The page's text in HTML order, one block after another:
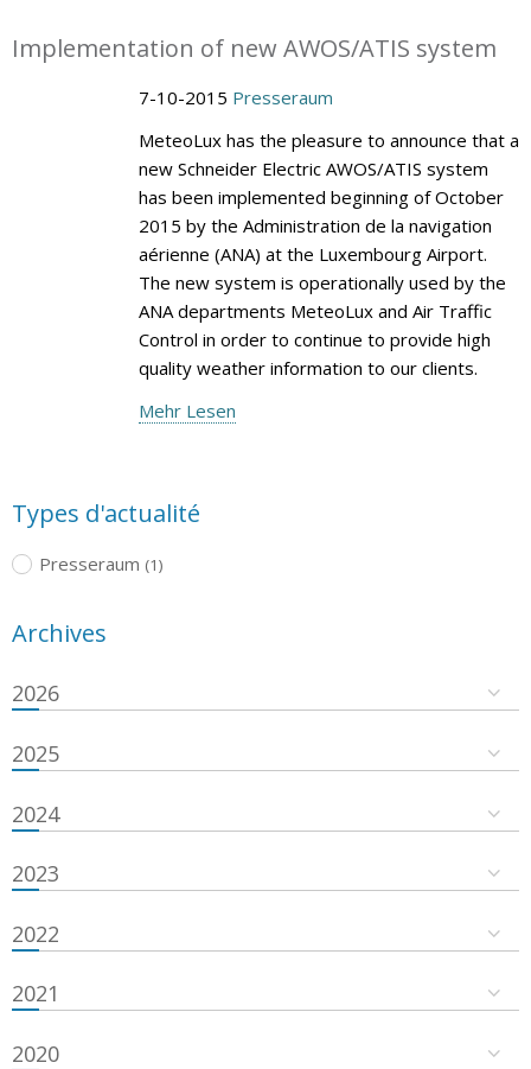
Implementation of new AWOS/ATIS system
7-10-2015 Presseraum
MeteoLux has the pleasure to announce that a
new Schneider Electric AWOS/ATIS system
has been implemented beginning of October
2015 by the Administration de la navigation
aérienne (ANA) at the Luxembourg Airport.
The new system is operationally used by the
ANA departments MeteoLux and Air Traffic
Control in order to continue to provide high
quality weather information to our clients.
Mehr Lesen
Types d'actualité
Presseraum (1)
Archives
2026
2025
2024
2023
2022
2021
2020